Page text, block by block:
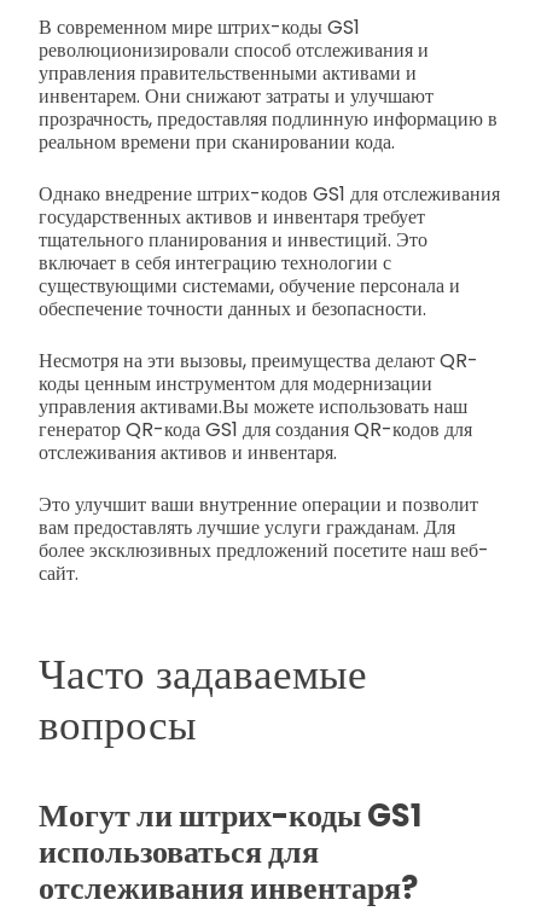
В современном мире штрих-коды GS1
революционизировали способ отслеживания и
управления правительственными активами и
инвентарем. Они снижают затраты и улучшают
прозрачность, предоставляя подлинную информацию в
реальном времени при сканировании кода.
Однако внедрение штрих-кодов GS1 для отслеживания
государственных активов и инвентаря требует
тщательного планирования и инвестиций. Это
включает в себя интеграцию технологии с
существующими системами, обучение персонала и
обеспечение точности данных и безопасности.
Несмотря на эти вызовы, преимущества делают QR-
коды ценным инструментом для модернизации
управления активами.Вы можете использовать наш
генератор QR-кода GS1 для создания QR-кодов для
отслеживания активов и инвентаря.
Это улучшит ваши внутренние операции и позволит
вам предоставлять лучшие услуги гражданам. Для
более эксклюзивных предложений посетите наш веб-
сайт.
Часто задаваемые
вопросы
Могут ли штрих-коды GS1
использоваться для
отслеживания инвентаря?